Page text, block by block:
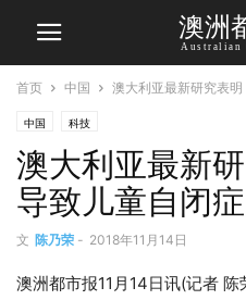
澳洲
Australian
首页 中国 澳大利亚最新研究表
中国 科技
澳大利亚最新
导致儿童自闭
文 陈乃荣 - 2018年11月14日
澳洲都市报11月14日讯(记者